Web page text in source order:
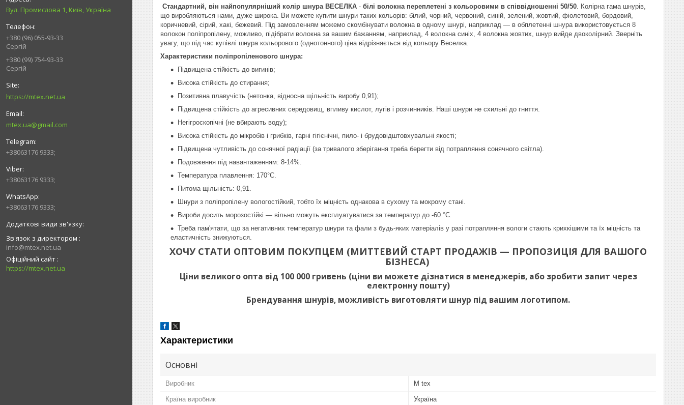
Вул. Промислова 1, Київ, Україна
+380 (96) 055-93-33
Сергій
+380 (99) 754-93-33
Сергій
https://mtex.net.ua
mtex.ua@gmail.com
+38063176 9333;
+38063176 9333;
+38063176 9333;
Зв'язок з директором
info@mtex.net.ua
Офіційний сайт
https://mtex.net.ua
Стандартний, він найпопулярніший колір шнура ВЕСЕЛКА - білі волокна переплетені з кольоровими в співвідношенні 50/50 . Колірна гама шнурів,
що виробляються нами, дуже широка. Ви можете купити шнури таких кольорів: білий, чорний, червоний, синій, зелений, жовтий, фіолетовий, бордовий,
коричневий, сірий, хакі, бежевий. Під замовленням можемо скомбінувати волокна в одному шнурі, наприклад — в обплетенні шнура використовується 8
волокон поліпропілену, можливо, підібрати волокна за вашим бажанням, наприклад, 4 волокна синіх, 4 волокна жовтих, шнур вийде двоколірний. Зверніть
увагу, що під час купівлі шнура кольорового (однотонного) ціна відрізняється від кольору Веселка.
Характеристики поліпропіленового шнура:
Підвищена стійкість до вигинів;
Висока стійкість до стирання;
Позитивна плавучість (нетонка, відносна щільність виробу 0,91);
Підвищена стійкість до агресивних середовищ, впливу кислот, лугів і розчинників. Наші шнури не схильні до гниття.
Негігроскопічні (не вбирають воду);
Висока стійкість до мікробів і грибків, гарні гігієнічні, пило- і брудовідштовхувальні якості;
Підвищена чутливість до сонячної радіації (за тривалого зберігання треба берегти від потрапляння сонячного світла).
Подовження під навантаженням: 8-14%.
Температура плавлення: 170°С.
Питома щільність: 0,91.
Шнури з поліпропілену вологостійкий, тобто їх міцність однакова в сухому та мокрому стані.
Вироби досить морозостійкі — вільно можуть експлуатуватися за температур до -60 °C.
Треба пам'ятати, що за негативних температур шнури та фали з будь-яких матеріалів у разі потрапляння вологи стають крихкішими та їх міцність та
еластичність знижуються.
ХОЧУ СТАТИ ОПТОВИМ ПОКУПЦЕМ (МИТТЕВИЙ СТАРТ ПРОДАЖІВ — ПРОПОЗИЦІЯ ДЛЯ ВАШОГО
БІЗНЕСА)
Ціни великого опта від 100 000 гривень (ціни ви можете дізнатися в менеджерів, або зробити запит через
електронну пошту)
Брендування шнурів, можливість виготовляти шнур під вашим логотипом.
Характеристики
Основні
Виробник M tex
Країна виробник Україна